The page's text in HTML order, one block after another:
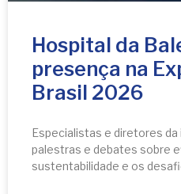
Hospital da
presença na
Brasil 2026
Especialistas e diretores
palestras e debates sobre
sustentabilidade e os